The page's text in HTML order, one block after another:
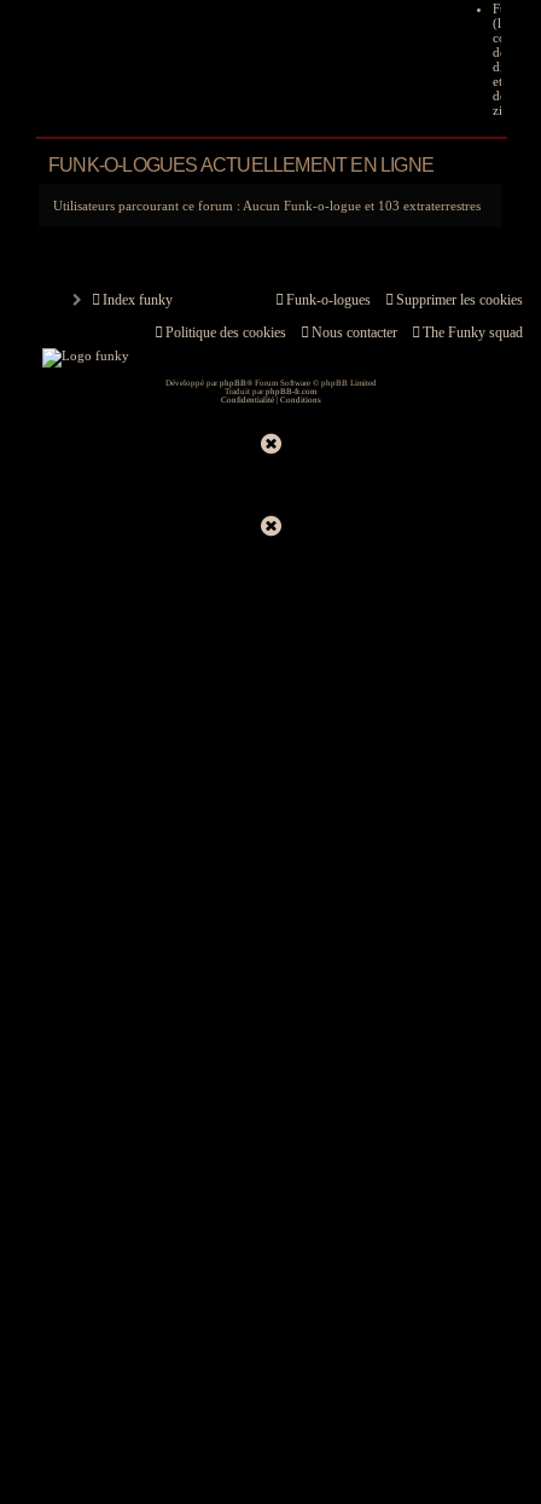
(le
coin
des
diggers
et
des
zicos)
FUNK-O-LOGUES ACTUELLEMENT EN LIGNE
Utilisateurs parcourant ce forum : Aucun Funk-o-logue et 103 extraterrestres
Index funky Supprimer les cookies
Funk-o-logues
The Funky squad
Nous contacter
Politique des cookies
Développé parphpBB® Forum Software © phpBB Limited
Traduit parphpBB-fr.com
Confidentialité
Conditions